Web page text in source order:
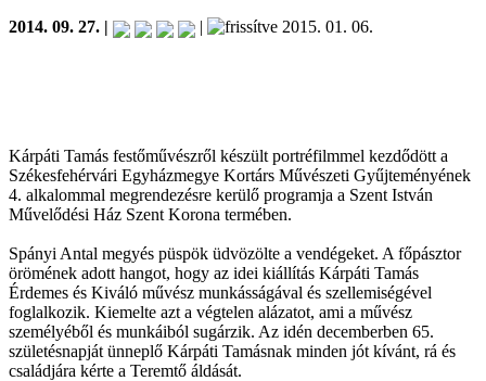
2014. 09. 27. | | 2015. 01. 06.
Kárpáti Tamás festőművészről készült portréfilmmel kezdődött a
Székesfehérvári Egyházmegye Kortárs Művészeti Gyűjteményének
4. alkalommal megrendezésre kerülő programja a Szent István
Művelődési Ház Szent Korona termében.
Spányi Antal megyés püspök üdvözölte a vendégeket. A főpásztor
örömének adott hangot, hogy az idei kiállítás Kárpáti Tamás
Érdemes és Kiváló művész munkásságával és szellemiségével
foglalkozik. Kiemelte azt a végtelen alázatot, ami a művész
személyéből és munkáiból sugárzik. Az idén decemberben 65.
születésnapját ünneplő Kárpáti Tamásnak minden jót kívánt, rá és
családjára kérte a Teremtő áldását.